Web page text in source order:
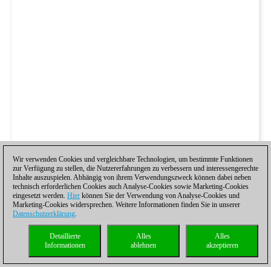
Wir verwenden Cookies und vergleichbare Technologien, um bestimmte Funktionen
zur Verfügung zu stellen, die Nutzererfahrungen zu verbessern und interessengerechte
Inhalte auszuspielen. Abhängig von ihrem Verwendungszweck können dabei neben
technisch erforderlichen Cookies auch Analyse-Cookies sowie Marketing-Cookies
eingesetzt werden. Hier können Sie der Verwendung von Analyse-Cookies und
Marketing-Cookies widersprechen. Weitere Informationen finden Sie in unserer
Datenschutzerklärung.
Alles
akzeptieren
Alles
ablehnen
Detaillierte
Informationen